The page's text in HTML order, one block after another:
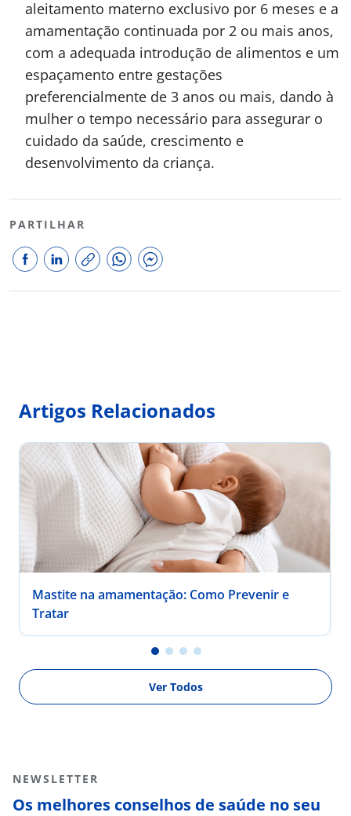
aleitamento materno exclusivo por 6 meses e a
amamentação continuada por 2 ou mais anos,
com a adequada introdução de alimentos e um
espaçamento entre gestações
preferencialmente de 3 anos ou mais, dando à
mulher o tempo necessário para assegurar o
cuidado da saúde, crescimento e
desenvolvimento da criança.
PARTILHAR
Artigos Relacionados
Mastite na amamentação: Como Prevenir e
Tratar
Ver Todos
NEWSLETTER
Os melhores conselhos de saúde no seu